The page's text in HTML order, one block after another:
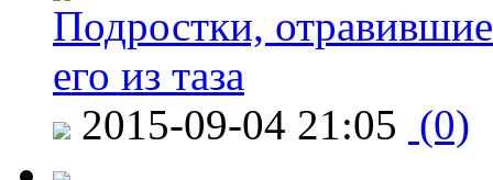
Подростки,
его из таза
2015-09-04 21:05 (0)